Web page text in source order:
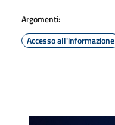
Argomenti:
Accesso all'informazione